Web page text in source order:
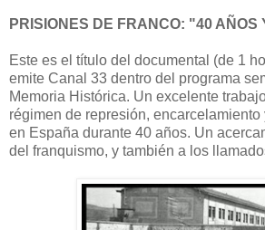
PRISIONES DE FRANCO: "40 AÑOS
Este es el título del documental (de 1
emite Canal 33 dentro del programa
Memoria Histórica. Un excelente
régimen de represión, encarcelamiento
en España durante 40 años. Un
del franquismo, y también a los